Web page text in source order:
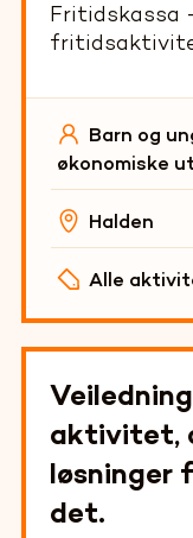
Fritidskassa
Barn og
økonomiske
Halden
Alle
aktivitet,
løsninger
det.